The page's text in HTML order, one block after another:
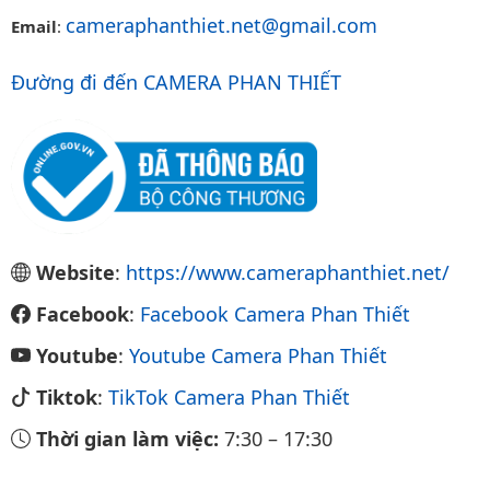
Email: cameraphanthiet.net@gmail.com
Đường đi đến CAMERA PHAN THIẾT
Website: https://www.cameraphanthiet.net/
Facebook: Facebook Camera Phan Thiết
Youtube: Youtube Camera Phan Thiết
Tiktok: TikTok Camera Phan Thiết
Thời gian làm việc: 7:30 – 17:30